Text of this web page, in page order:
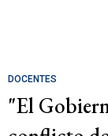
DOCENTES
"El